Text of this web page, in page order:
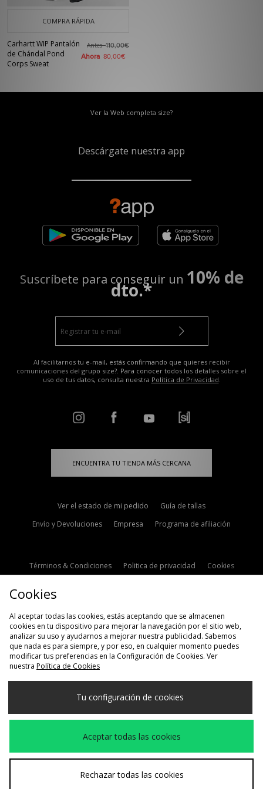
COMPRA RÁPIDA
Carhartt WIP Pantalón
de Chándal Pond
Corps Sweat
Antes110,00€
Ahora 80,00€
Ver la Web completa size?
Descárgate nuestra app
Suscríbete para conseguir un 10% de
dto.*
Al facilitarnos tu e-mail, estás confirmando que quieres recibir
comunicaciones del grupo size?. Para conocer todos los detalles sobre el
uso de tus datos, consulta nuestra Política de Privacidad.
ENCUENTRA TU TIENDA MÁS CERCANA
Ver el estado de mi pedido
Guía de tallas
Envío y Devoluciones
Empresa Programa de afiliación
Términos & Condiciones Politica de privacidad
Cookies
Selecciona País
España
Aceptamos las siguientes formas de pago
Visita nuestra página corporativa en www.jdplc.com
Cookies
Al aceptar todas las cookies, estás aceptando que se almacenen
cookies en tu dispositivo para mejorar la navegación por el sitio web,
analizar su uso y ayudarnos a mejorar nuestra publicidad. Sabemos
que nada es para siempre, y por eso, en cualquier momento puedes
modificar tus preferencias en la Configuración de Cookies. Ver
nuestra Política de Cookies
Tu configuración de cookies
Aceptar todas las cookies
Rechazar todas las cookies